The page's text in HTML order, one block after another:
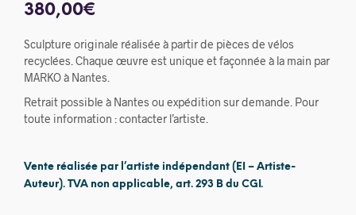
380,00€
Sculpture originale réalisée à partir de pièces de vélos
recyclées. Chaque œuvre est unique et façonnée à la main par
MARKO à Nantes.
Retrait possible à Nantes ou expédition sur demande. Pour
toute information : contacter l’artiste.
Vente réalisée par l’artiste indépendant (EI – Artiste-
Auteur). TVA non applicable, art. 293 B du CGI.